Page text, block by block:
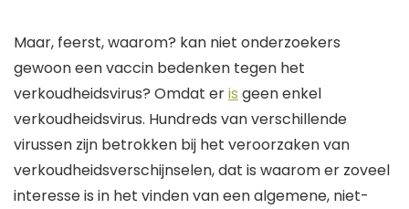
Maar, feerst, waarom? kan niet onderzoekers
gewoon een vaccin bedenken tegen het
verkoudheidsvirus? Omdat eris geen enkel
verkoudheidsvirus. Hundreds van verschillende
virussen zijn betrokken bij het veroorzaken van
verkoudheidsverschijnselen, dat is waarom er zoveel
interesse is in het vinden van een algemene, niet-